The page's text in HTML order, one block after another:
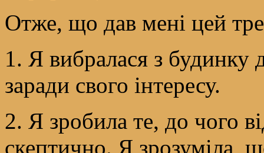
Отже, що дав мені цей
1. Я вибралася з будинку
заради свого інтересу.
2. Я зробила те, до чого
скептично. Я зрозуміла,